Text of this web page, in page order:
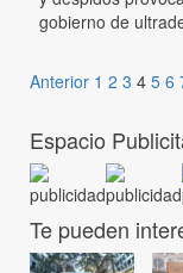
gobierno de
Anterior 1 2 3 4 5 6
Espacio
Te pueden